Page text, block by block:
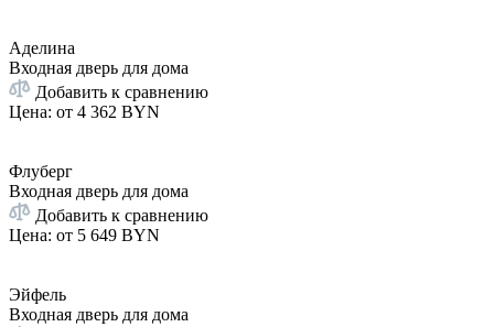
Аделина
Входная дверь для дома
Добавить к сравнению
Цена: от 4 362 BYN
Флуберг
Входная дверь для дома
Добавить к сравнению
Цена: от 5 649 BYN
Эйфель
Входная дверь для дома